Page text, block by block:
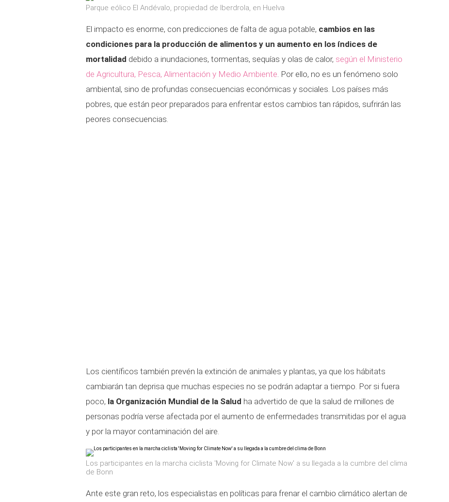
Parque eólico El Andévalo, propiedad de Iberdrola, en Huelva
El impacto es enorme, con predicciones de falta de agua potable, cambios en las
condiciones para la producción de alimentos y un aumento en los índices de
mortalidad debido a inundaciones, tormentas, sequías y olas de calor, según el Ministerio
de Agricultura, Pesca, Alimentación y Medio Ambiente. Por ello, no es un fenómeno solo
ambiental, sino de profundas consecuencias económicas y sociales. Los países más
pobres, que están peor preparados para enfrentar estos cambios tan rápidos, sufrirán las
peores consecuencias.
Los científicos también prevén la extinción de animales y plantas, ya que los hábitats
cambiarán tan deprisa que muchas especies no se podrán adaptar a tiempo. Por si fuera
poco, la Organización Mundial de la Salud ha advertido de que la salud de millones de
personas podría verse afectada por el aumento de enfermedades transmitidas por el agua
y por la mayor contaminación del aire.
Los participantes en la marcha ciclista 'Moving for Climate Now' a su llegada a la cumbre del clima
de Bonn
Ante este gran reto, los especialistas en políticas para frenar el cambio climático alertan de